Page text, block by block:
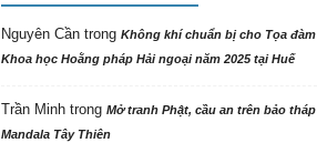
Nguyên Cầntrong Không khí chuẩn bị cho Tọa đàm
Khoa học Hoằng pháp Hải ngoại năm 2025 tại Huế
Trần Minhtrong Mở tranh Phật, cầu an trên bảo tháp
Mandala Tây Thiên